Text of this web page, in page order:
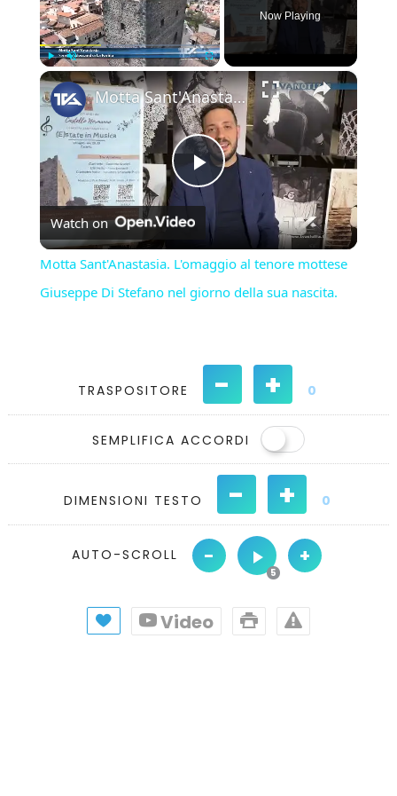
Play Unmute Fullscreen
Now Playing
×
Play
Video
Motta Sant'Anastasia. L'omaggio al tenore mottese Giuseppe Di Stefano nel giorno della sua nascita.
Watch on
Motta Sant'Anastasia. L'omaggio al tenore mottese
Giuseppe Di Stefano nel giorno della sua nascita.
TRASPOSITORE - + 0
SEMPLIFICA ACCORDI
DIMENSIONI TESTO - + 0
AUTO-SCROLL - +
Video